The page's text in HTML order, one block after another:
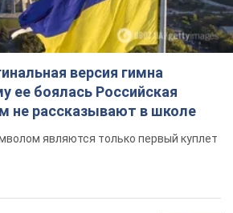
версия гимна
ее боялась Российская
не рассказывают в школе
являются только первый куплет